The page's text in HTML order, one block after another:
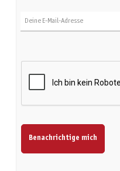
Benachrichtige mich